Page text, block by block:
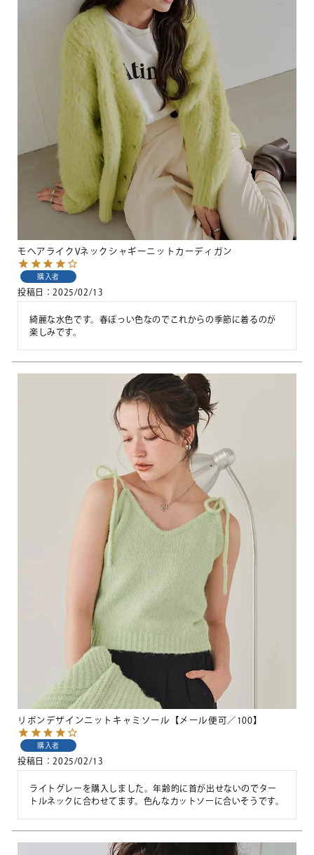
モヘアライクVネックシャギーニットカーディガン
購入者
投稿日 2025/02/13
綺麗な水色です。春ぽっい色なのでこれからの季節に着るのが
楽しみです。
リボンデザインニットキャミソール【メール便可／100】
購入者
投稿日 2025/02/13
ライトグレーを購入しました。年齢的に首が出せないのでター
トルネックに合わせてます。色んなカットソーに合いそうです。